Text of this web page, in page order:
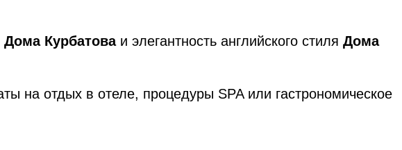
Дома Курбатоваи элегантность английского стиля Дома
на отдых в отеле, процедуры SPA или гастрономическое